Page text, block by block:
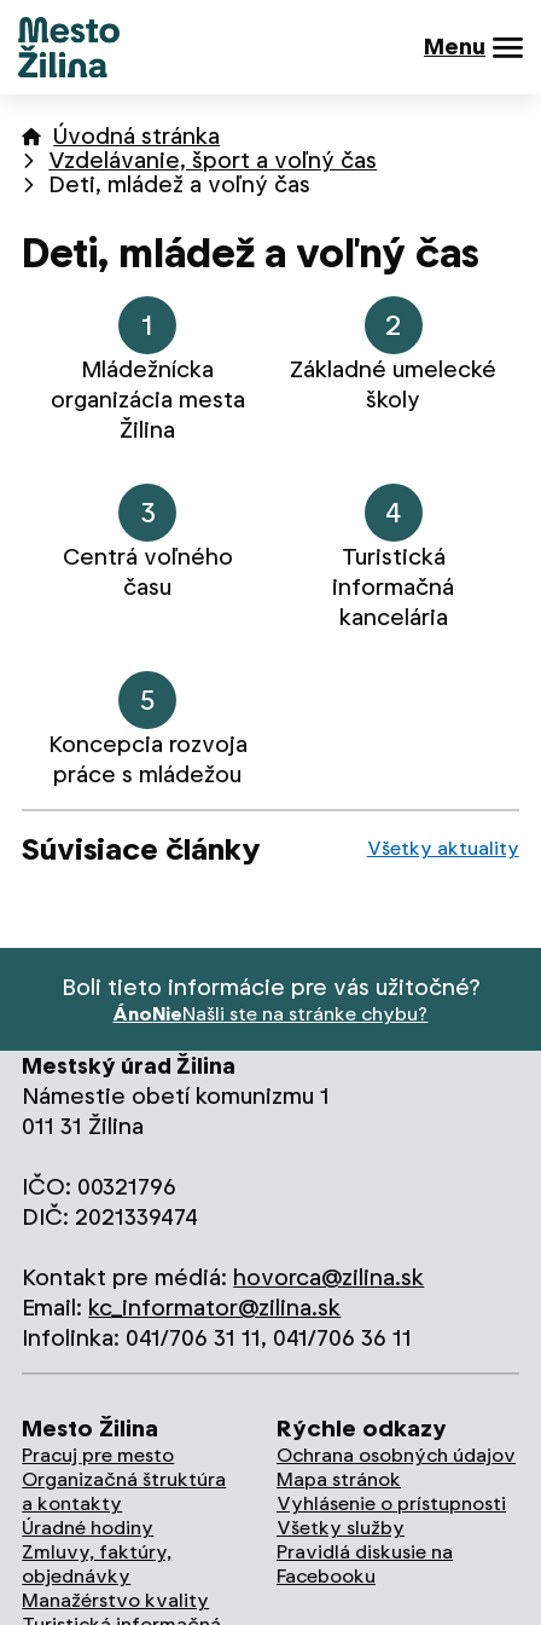
Menu
Úvodná stránka
Vzdelávanie, šport a voľný čas
Deti, mládež a voľný čas
Deti, mládež a voľný čas
1
Mládežnícka
organizácia mesta
Žilina
2
Základné umelecké
školy
3
Centrá voľného
času
4
Turistická
informačná
kancelária
5
Koncepcia rozvoja
práce s mládežou
Súvisiace články Všetky aktuality
Boli tieto informácie pre vás užitočné?
ÁnoNieNašli ste na stránke chybu?
Mestský úrad Žilina
Námestie obetí komunizmu 1
011 31 Žilina
IČO: 00321796
DIČ: 2021339474
Kontakt pre médiá: hovorca@zilina.sk
Email: kc_informator@zilina.sk
Infolinka: 041/706 31 11, 041/706 36 11
Mesto Žilina
Pracuj pre mesto
Organizačná štruktúra
a kontakty
Úradné hodiny
Zmluvy, faktúry,
objednávky
Manažérstvo kvality
Rýchle odkazy
Ochrana osobných údajov
Mapa stránok
Vyhlásenie o prístupnosti
Všetky služby
Pravidlá diskusie na
Facebooku